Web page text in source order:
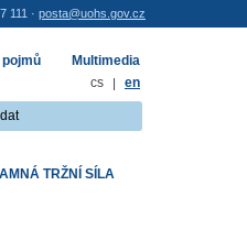
TRŽNÍ SÍLA
Multimedia
cs
| en
111 · posta@uohs.gov.cz